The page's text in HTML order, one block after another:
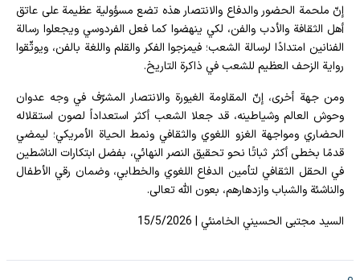
إنّ ملحمة الحضور والدفاع والانتصار هذه تضع مسؤولية عظيمة على عاتق
أهل الثقافة والأدب والفن، لكي ينهضوا كما فعل الفردوسي ويجعلوا رسالة
الفنانين امتدادًا لرسالة الشعب؛ فيمزجوا الفكر والقلم واللغة بالفن، ويوثّقوا
رواية الزحف العظيم للشعب في ذاكرة التاريخ.
ومن جهة أخرى، إنّ المقاومة الغيورة والانتصار المشرّف في وجه عدوان
وحوش العالم وشياطينه، قد جعلا الشعب أكثر استعداداً لصون استقلاله
الحضاري ومواجهة الغزو اللغوي والثقافي ونمط الحياة الأمريكي؛ ليمضي
قدمًا بخطى أكثر ثباتًا نحو تحقيق النصر النهائي، بفضل ابتكارات الناشطين
في الحقل الثقافي لتأمين الدفاع اللغوي والخطابي، وضمان رقي الأطفال
والناشئة والشباب وازدهارهم، بعون الله تعالى.
السيد مجتبى الحسيني الخامنئي | 15/5/2026